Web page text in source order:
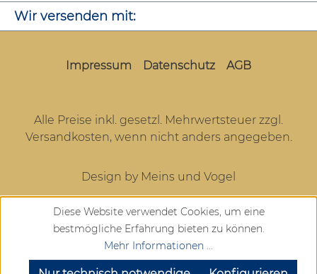
Wir versenden mit:
Impressum Datenschutz AGB
Alle Preise inkl. gesetzl. Mehrwertsteuer zzgl.
Versandkosten, wenn nicht anders angegeben.
Design by Meins und Vogel
Diese Website verwendet Cookies, um eine
bestmögliche Erfahrung bieten zu können.
Mehr Informationen ...
SEHR GUT (4.72 / 5)
aus904Bewertungen bei: google.com, trustedshops.de, shopvote.de ⓘ